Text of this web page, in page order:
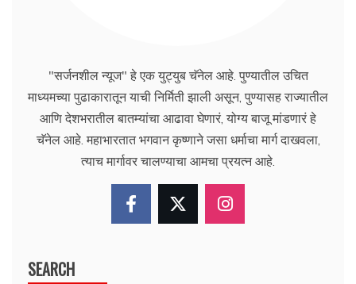
"सर्जनशील न्यूज" हे एक युट्युब चॅनेल आहे. पुण्यातील उचित
माध्यमच्या पुढाकारातून याची निर्मिती झाली असून, पुण्यासह राज्यातील
आणि देशभरातील बातम्यांचा आढावा घेणारं, योग्य बाजू मांडणारं हे
चॅनेल आहे. महाभारतात भगवान कृष्णाने जसा धर्माचा मार्ग दाखवला,
त्याच मार्गावर चालण्याचा आमचा प्रयत्न आहे.
SEARCH